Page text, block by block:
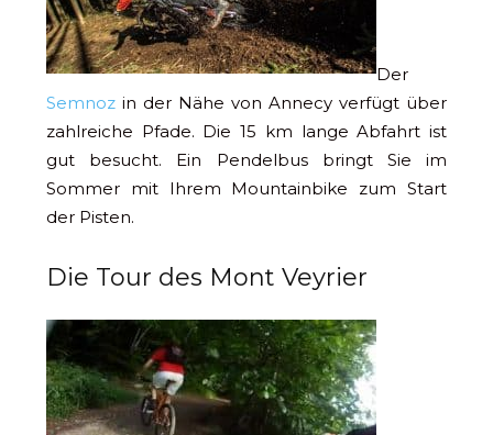
Der
Semnoz in der Nähe von Annecy verfügt über
zahlreiche Pfade. Die 15 km lange Abfahrt ist
gut besucht. Ein Pendelbus bringt Sie im
Sommer mit Ihrem Mountainbike zum Start
der Pisten.
Die Tour des Mont Veyrier